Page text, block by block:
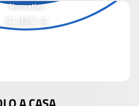
Normativa
EURO 6